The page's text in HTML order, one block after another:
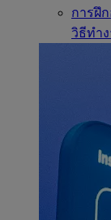
การฝึ
วิธีทำ